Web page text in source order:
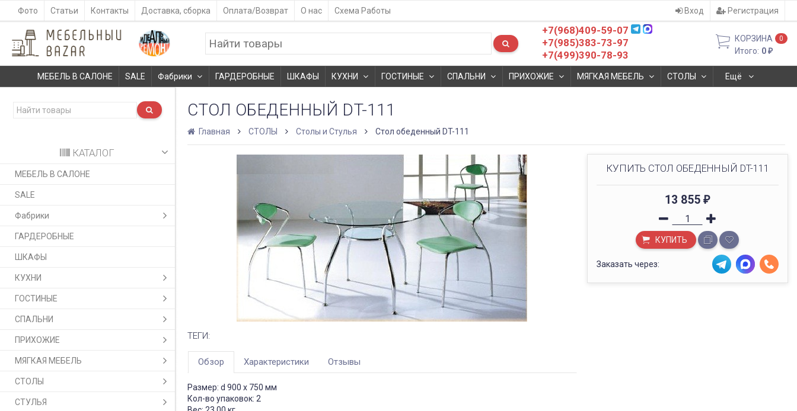
Фото Статьи Контакты Доставка, сборка Оплата/Возврат О нас Схема Работы Вход Регистрация
+7(968)409-59-07
+7(985)383-73-97
+7(499)390-78-93
КОРЗИНА 0
Итого: 0₽
МЕБЕЛЬ В САЛОНЕ SALE Фабрики ГАРДЕРОБНЫЕ ШКАФЫ КУХНИ ГОСТИНЫЕ СПАЛЬНИ ПРИХОЖИЕ МЯГКАЯ МЕБЕЛЬ СТОЛЫ Ещё
КАТАЛОГ
МЕБЕЛЬ В САЛОНЕ
SALE
Фабрики
ГАРДЕРОБНЫЕ
ШКАФЫ
КУХНИ
ГОСТИНЫЕ
СПАЛЬНИ
ПРИХОЖИЕ
МЯГКАЯ МЕБЕЛЬ
СТОЛЫ
СТУЛЬЯ
СТОЛ ОБЕДЕННЫЙ DT-111
Главная СТОЛЫ Столы и Стулья Стол обеденный DT-111
КУПИТЬ СТОЛ ОБЕДЕННЫЙ DT-111
13 855₽
КУПИТЬ
Заказать через:
ТЕГИ:
Обзор Характеристики Отзывы
Размер: d 900 x 750 мм
Кол-во упаковок: 2